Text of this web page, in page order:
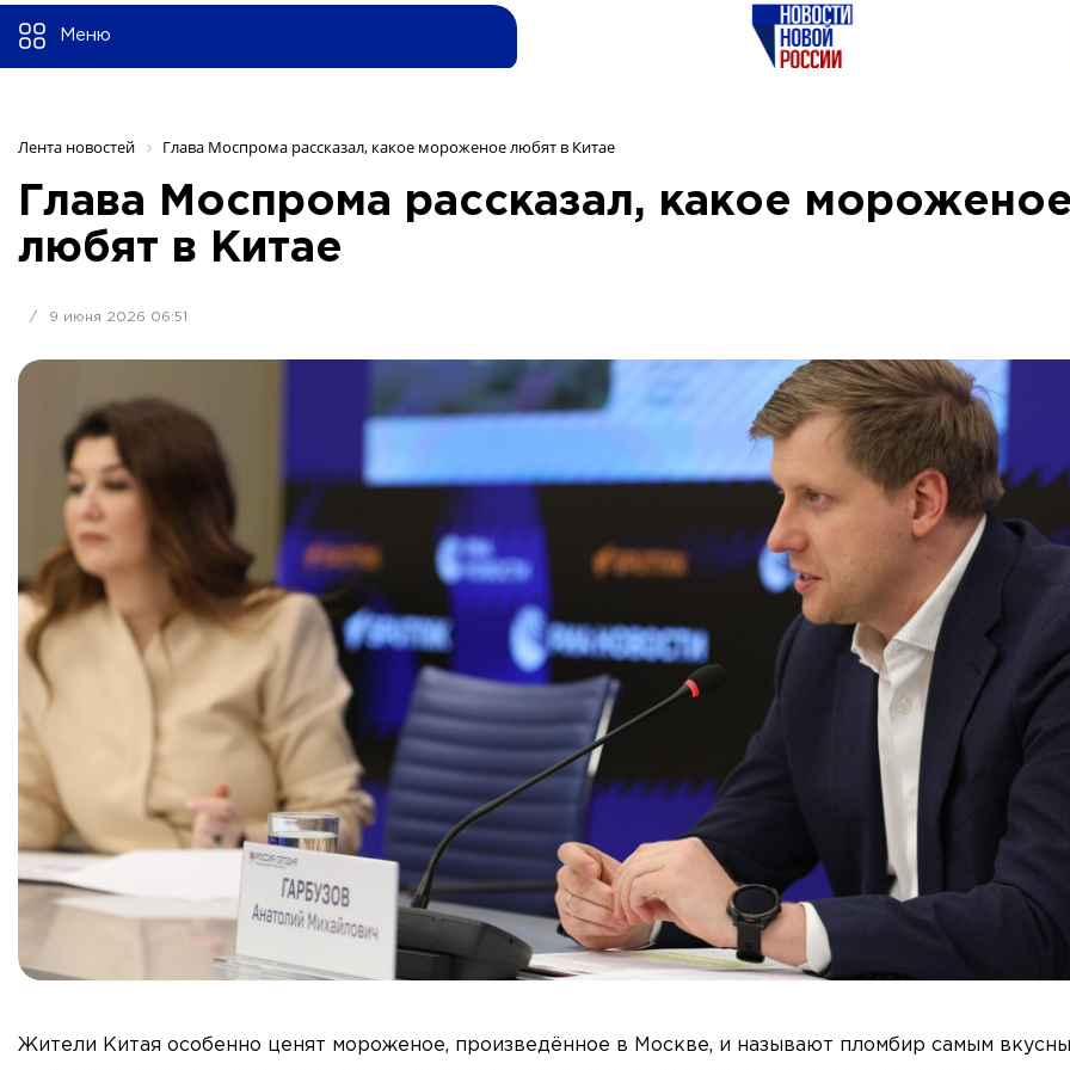
Меню
Лента новостей Глава Моспрома рассказал, какое мороженое любят в Китае
Глава Моспрома рассказал, какое мороженое
любят в Китае
/ 9 июня 2026 06:51
Жители Китая особенно ценят мороженое, произведённое в Москве, и называют пломбир самым